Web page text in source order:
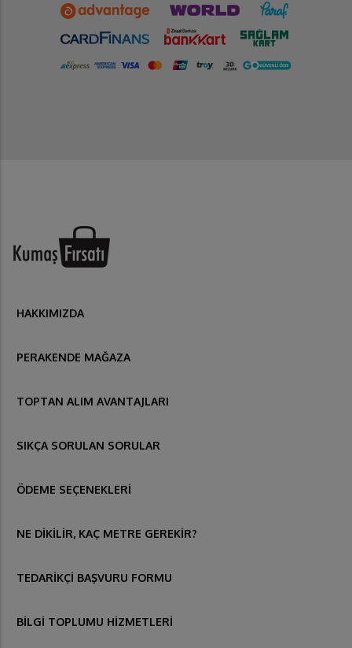
HAKKIMIZDA
PERAKENDE MAĞAZA
TOPTAN ALIM AVANTAJLARI
SIKÇA SORULAN SORULAR
ÖDEME SEÇENEKLERİ
NE DİKİLİR, KAÇ METRE GEREKİR?
TEDARİKÇİ BAŞVURU FORMU
BİLGİ TOPLUMU HİZMETLERİ